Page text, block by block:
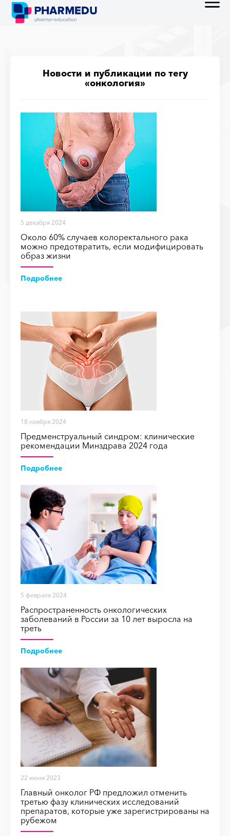
Новости и публикации по тегу
«онкология»
5 декабря 2024
Около 60% случаев колоректального рака
можно предотвратить, если модифицировать
образ жизни
Подробнее
18 ноября 2024
Предменструальный синдром: клинические
рекомендации Минздрава 2024 года
Подробнее
5 февраля 2024
Распространенность онкологических
заболеваний в России за 10 лет выросла на
треть
Подробнее
22 июня 2023
Главный онколог РФ предложил отменить
третью фазу клинических исследований
препаратов, которые уже зарегистрированы на
рубежом